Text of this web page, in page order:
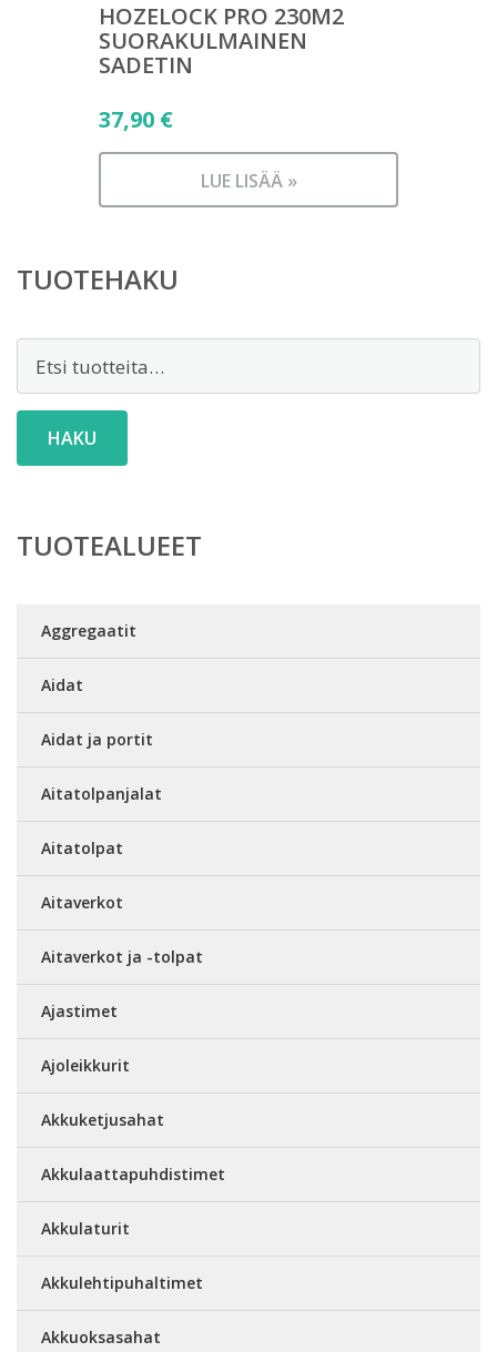
HOZELOCK PRO 230M2
SUORAKULMAINEN
SADETIN
37,90 €
LUE LISÄÄ »
TUOTEHAKU
HAKU
TUOTEALUEET
Aggregaatit
Aidat
Aidat ja portit
Aitatolpanjalat
Aitatolpat
Aitaverkot
Aitaverkot ja -tolpat
Ajastimet
Ajoleikkurit
Akkuketjusahat
Akkulaattapuhdistimet
Akkulaturit
Akkulehtipuhaltimet
Akkuoksasahat